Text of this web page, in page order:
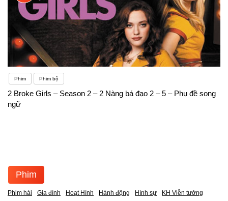
Phim Phim bộ
2 Broke Girls – Season 2 – 2 Nàng bá đạo 2 – 5 – Phụ đề song
ngữ
Phim
Phim hài Gia đình Hoạt Hình Hành động Hình sự KH Viễn tưởng